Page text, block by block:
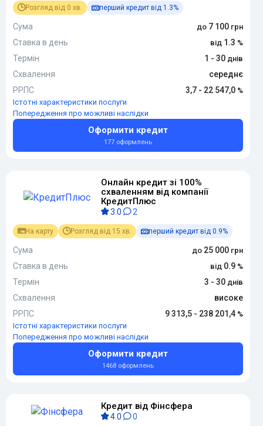
Розгляд від 0 хв. перший кредит від 1.3%
Сума
7 100
Ставка в день
1.3
Термін
1 - 30
Схвалення
середнє
РРПС
3,7 - 22 547,0
Істотні характеристики послуги
Попередження про можливі наслідки
Оформити кредит
177 оформлень
Онлайн кредит зі 100%
схваленням від компанії
КредитПлюс
3.0 2
На карту Розгляд від 15 хв. перший кредит від 0.9%
Сума
25 000
Ставка в день
0.9
Термін
3 - 30
Схвалення
високе
РРПС
9 313,5 - 238 201,4
Істотні характеристики послуги
Попередження про можливі наслідки
Оформити кредит
1468 оформлень
Кредит від Фінсфера
4.0 0